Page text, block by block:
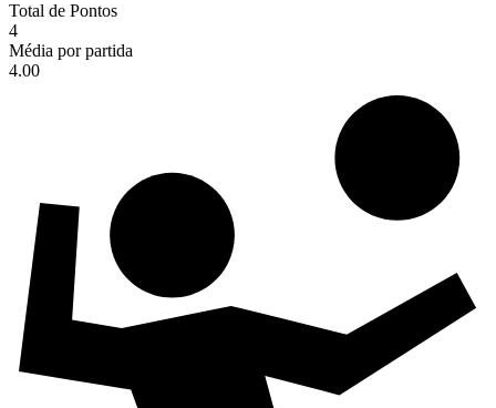
Total de Pontos
4
Média por partida
4.00